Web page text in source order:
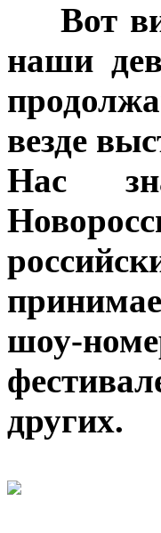
Вот
наши
везде
Нас
шоу-
других.